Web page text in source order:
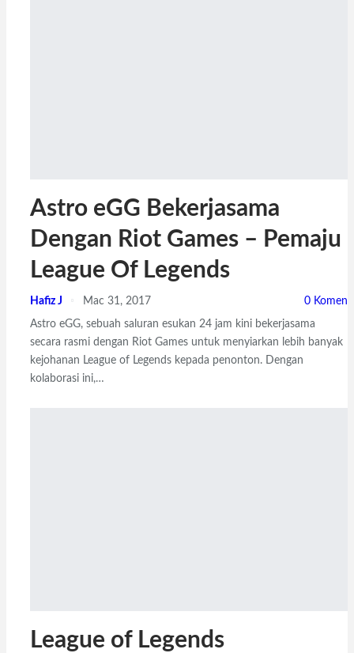
Astro eGG Bekerjasama
Dengan Riot Games – Pemaju
League Of Legends
Hafiz J Mac 31, 2017 0 Komen
Astro eGG, sebuah saluran esukan 24 jam kini bekerjasama
secara rasmi dengan Riot Games untuk menyiarkan lebih banyak
kejohanan League of Legends kepada penonton. Dengan
kolaborasi ini,…
League of Legends